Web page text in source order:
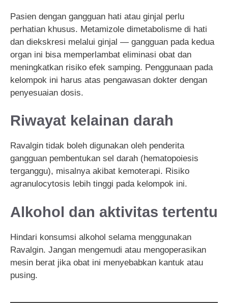
Pasien dengan gangguan hati atau ginjal perlu
perhatian khusus. Metamizole dimetabolisme di hati
dan diekskresi melalui ginjal — gangguan pada kedua
organ ini bisa memperlambat eliminasi obat dan
meningkatkan risiko efek samping. Penggunaan pada
kelompok ini harus atas pengawasan dokter dengan
penyesuaian dosis.
Riwayat kelainan darah
Ravalgin tidak boleh digunakan oleh penderita
gangguan pembentukan sel darah (hematopoiesis
terganggu), misalnya akibat kemoterapi. Risiko
agranulocytosis lebih tinggi pada kelompok ini.
Alkohol dan aktivitas tertentu
Hindari konsumsi alkohol selama menggunakan
Ravalgin. Jangan mengemudi atau mengoperasikan
mesin berat jika obat ini menyebabkan kantuk atau
pusing.